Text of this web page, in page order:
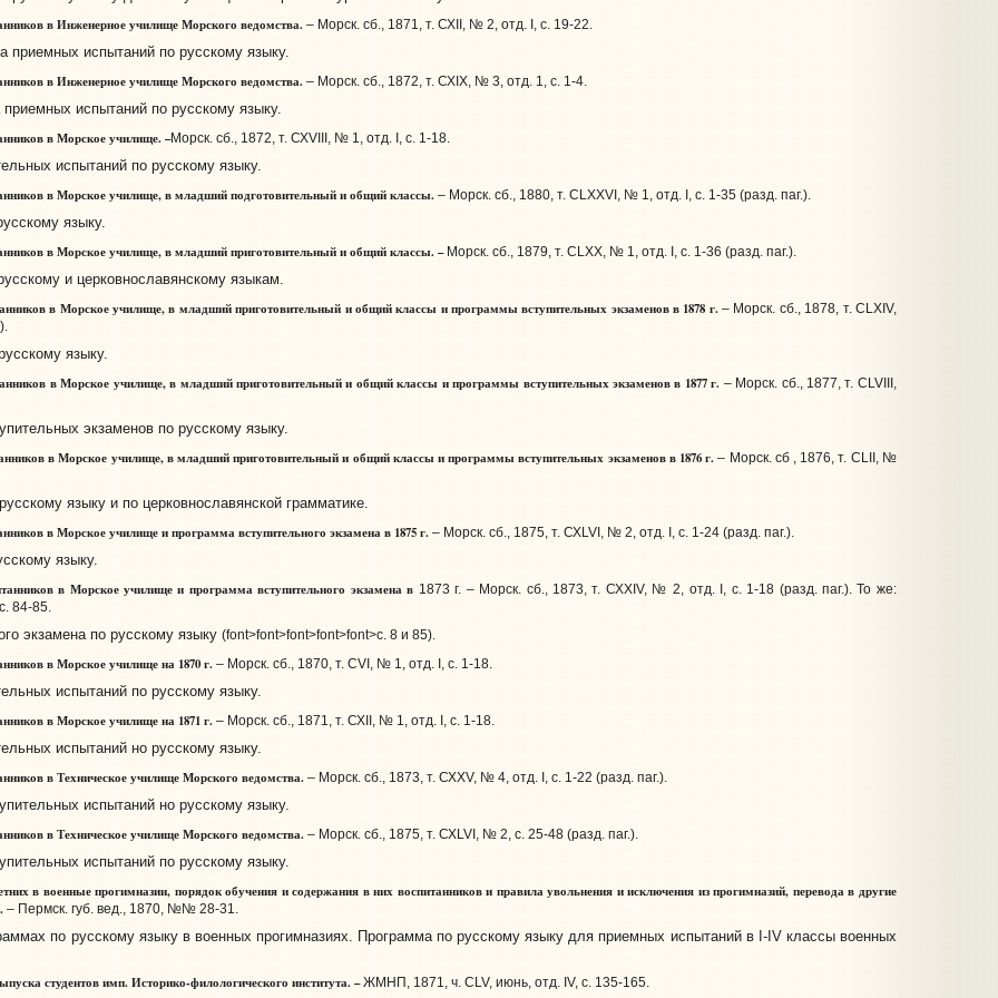
в Инженерное училище Морского ведомства. – Морск. сб., 1871, т. СХII, № 2, отд. I, с. 19-22.
испытаний по русскому языку.
в Инженерное училище Морского ведомства. – Морск. сб., 1872, т. СХIX, № 3, отд. 1, с. 1-4.
испытаний по русскому языку.
в Морское училище. –Морск. сб., 1872, т. СХVIII, № 1, отд. I, с. 1-18.
испытаний по русскому языку.
в Морское училище, в младший подготовительный и общий классы. – Морск. сб., 1880, т. СLXXVI, № 1, отд. I, с. 1-35 (разд. паг.).
языку.
в Морское училище, в младший приготовительный и общий классы. –Морск. сб., 1879, т. СLXX, № 1, отд. I, с. 1-36 (разд. паг.).
и церковнославянскому языкам.
в Морское училище, в младший приготовительный и общий классы и программы вступительных экзаменов в 1878 г. – Морск. сб., 1878, т. СLXIV,
языку.
в Морское училище, в младший приготовительный и общий классы и программы вступительных экзаменов в 1877 г. – Морск. сб., 1877, т. СLVIII,
экзаменов по русскому языку.
в Морское училище, в младший приготовительный и общий классы и программы вступительных экзаменов в 1876 г. – Морск. сб , 1876, т. СLII, №
языку и по церковнославянской грамматике.
в Морское училище и программа вступительного экзамена в 1875 г. – Морск. сб., 1875, т. СХLVI, № 2, отд. I, с. 1-24 (разд. паг.).
языку.
в Морское училище и программа вступительного экзамена в 1873 г. – Морск. сб., 1873, т. СХХIV, № 2, отд. I, с. 1-18 (разд. паг.). То же:
84-85.
экзамена по русскому языку (font>font>font>font>font>с. 8 и 85).
в Морское училище на 1870 г. – Морск. сб., 1870, т. CVI, № 1, отд. I, с. 1-18.
испытаний по русскому языку.
в Морское училище на 1871 г. – Морск. сб., 1871, т. СХII, № 1, отд. I, с. 1-18.
испытаний но русскому языку.
в Техническое училище Морского ведомства. – Морск. сб., 1873, т. СХХV, № 4, отд. I, с. 1-22 (разд. паг.).
испытаний но русскому языку.
в Техническое училище Морского ведомства. – Морск. сб., 1875, т. СХLVI, № 2, с. 25-48 (разд. паг.).
испытаний по русскому языку.
в военные прогимназии, порядок обучения и содержания в них воспитанников и правила увольнения и исключения из прогимназий, перевода в другие
– Пермск. губ. вед., 1870, №№ 28-31.
по русскому языку в военных прогимназиях. Программа по русскому языку для приемных испытаний в I-IV классы военных
студентов имп. Историко-филологического института. –ЖМНП, 1871, ч. СLV, июнь, отд. IV, с. 135-165.